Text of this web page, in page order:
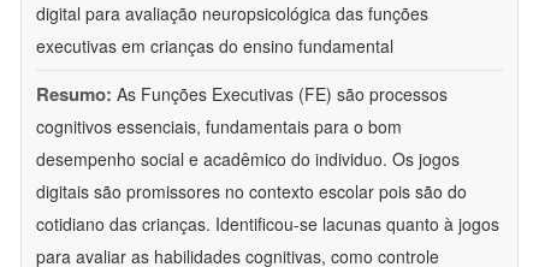
digital para avaliação neuropsicológica das funções
executivas em crianças do ensino fundamental
Resumo: As Funções Executivas (FE) são processos
cognitivos essenciais, fundamentais para o bom
desempenho social e acadêmico do individuo. Os jogos
digitais são promissores no contexto escolar pois são do
cotidiano das crianças. Identificou-se lacunas quanto à jogos
para avaliar as habilidades cognitivas, como controle